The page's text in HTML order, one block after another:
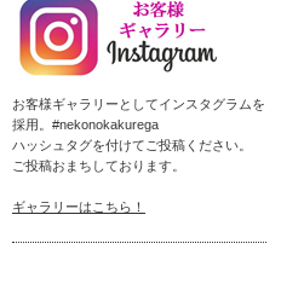
お客様ギャラリーとしてインスタグラムを
採用。#nekonokakurega
ハッシュタグを付けてご投稿ください。
ご投稿おまちしております。
ギャラリーはこちら！